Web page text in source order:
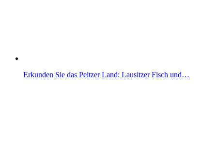
Erkunden Sie das Peitzer Land: Lausitzer Fisch und…